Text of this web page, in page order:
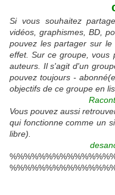
Si vous souhaitez
vidéos, graphismes, BD,
pouvez les partager sur
effet. Sur ce groupe, vous
auteurs. Il s'agit d'un
pouvez toujours -
objectifs de ce groupe en
Vous pouvez aussi
qui fonctionne comme un
libre).